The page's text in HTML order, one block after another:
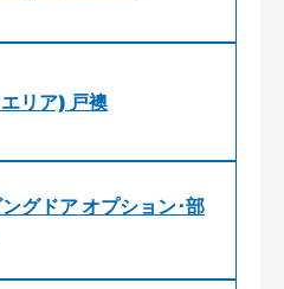
リア) 戸襖
グドア オプション･部